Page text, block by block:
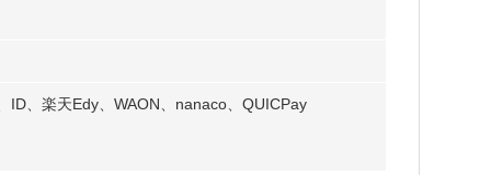
ID、楽天Edy、WAON、nanaco、QUICPay